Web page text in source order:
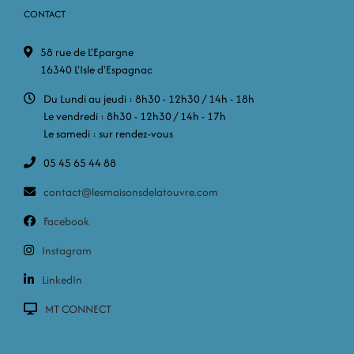
CONTACT
58 rue de L'Epargne
16340 L'Isle d'Espagnac
Du Lundi au jeudi : 8h30 - 12h30 / 14h - 18h
Le vendredi : 8h30 - 12h30 / 14h - 17h
Le samedi : sur rendez-vous
05 45 65 44 88
contact@lesmaisonsdelatouvre.com
Facebook
Instagram
LinkedIn
MT CONNECT